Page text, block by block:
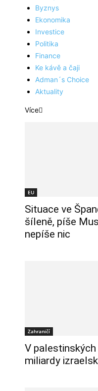
Byznys
Ekonomika
Investice
Politika
Finance
Ke kávě a čaji
Adman´s Choice
Aktuality
Více
EU
Situace ve
šíleně, píše
nepíše nic
Zahraničí
V
miliardy